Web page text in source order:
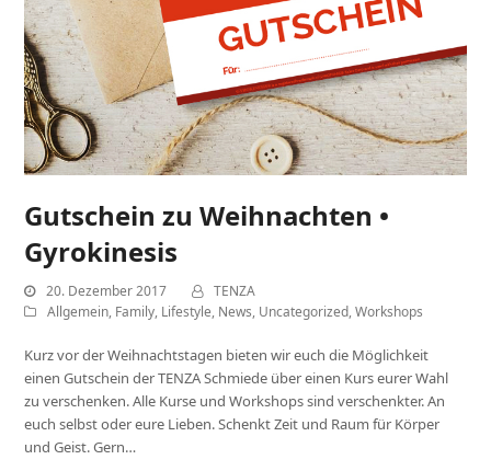
Gutschein zu Weihnachten •
Gyrokinesis
20. Dezember 2017
TENZA
Allgemein, Family, Lifestyle, News, Uncategorized,Workshops
Kurz vor der Weihnachtstagen bieten wir euch die Möglichkeit
einen Gutschein der TENZA Schmiede über einen Kurs eurer Wahl
zu verschenken. Alle Kurse und Workshops sind verschenkter. An
euch selbst oder eure Lieben. Schenkt Zeit und Raum für Körper
und Geist. Gern…